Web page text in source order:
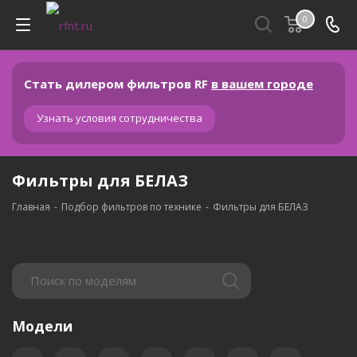
0
Стать дилером фильтров RF в вашем городе
Узнать условия сотрудничества
Фильтры для БЕЛАЗ
Главная - Подбор фильтров по технике - Фильтры для БЕЛАЗ
Модели